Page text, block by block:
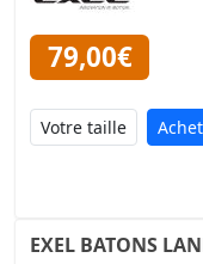
79,00€
EXEL BATONS